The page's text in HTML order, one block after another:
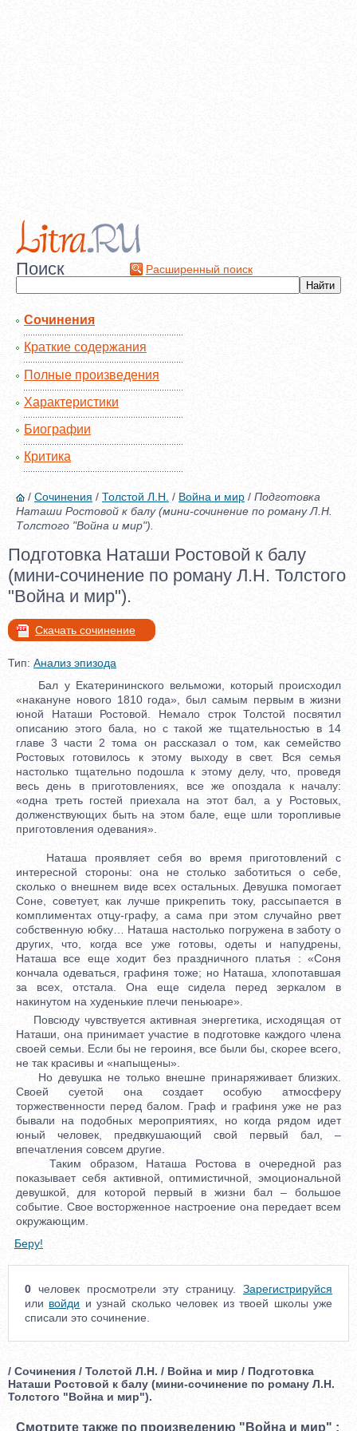
Поиск Расширенный поиск
Сочинения
Краткие содержания
Полные произведения
Характеристики
Биографии
Критика
/ Сочинения / Толстой Л.Н. / Война и мир / Подготовка
Наташи Ростовой к балу (мини-сочинение по роману Л.Н.
Толстого "Война и мир").
Подготовка Наташи Ростовой к балу
(мини-сочинение по роману Л.Н. Толстого
"Война и мир").
Скачать сочинение
Тип: Анализ эпизода
Бал у Екатерининского вельможи, который происходил
«накануне нового 1810 года», был самым первым в жизни
юной Наташи Ростовой. Немало строк Толстой посвятил
описанию этого бала, но с такой же тщательностью в 14
главе 3 части 2 тома он рассказал о том, как семейство
Ростовых готовилось к этому выходу в свет. Вся семья
настолько тщательно подошла к этому делу, что, проведя
весь день в приготовлениях, все же опоздала к началу:
«одна треть гостей приехала на этот бал, а у Ростовых,
долженствующих быть на этом бале, еще шли торопливые
приготовления одевания».
Наташа проявляет себя во время приготовлений с
интересной стороны: она не столько заботиться о себе,
сколько о внешнем виде всех остальных. Девушка помогает
Соне, советует, как лучше прикрепить току, рассыпается в
комплиментах отцу-графу, а сама при этом случайно рвет
собственную юбку… Наташа настолько погружена в заботу о
других, что, когда все уже готовы, одеты и напудрены,
Наташа все еще ходит без праздничного платья : «Соня
кончала одеваться, графиня тоже; но Наташа, хлопотавшая
за всех, отстала. Она еще сидела перед зеркалом в
накинутом на худенькие плечи пеньюаре».
Повсюду чувствуется активная энергетика, исходящая от
Наташи, она принимает участие в подготовке каждого члена
своей семьи. Если бы не героиня, все были бы, скорее всего,
не так красивы и «напыщены».
Но девушка не только внешне принаряживает близких.
Своей суетой она создает особую атмосферу
торжественности перед балом. Граф и графиня уже не раз
бывали на подобных мероприятиях, но когда рядом идет
юный человек, предвкушающий свой первый бал, –
впечатления совсем другие.
Таким образом, Наташа Ростова в очередной раз
показывает себя активной, оптимистичной, эмоциональной
девушкой, для которой первый в жизни бал – большое
событие. Свое восторженное настроение она передает всем
окружающим.
Беру!
0 человек просмотрели эту страницу. Зарегистрируйся
или войди и узнай сколько человек из твоей школы уже
списали это сочинение.
/ Сочинения / Толстой Л.Н. / Война и мир / Подготовка
Наташи Ростовой к балу (мини-сочинение по роману Л.Н.
Толстого "Война и мир").
Смотрите также по произведению "Война и мир" :